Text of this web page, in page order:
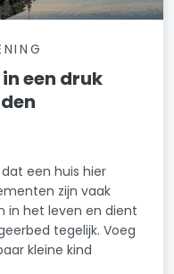
een druk
een huis hier
zijn vaak
in het leven en dient
tegelijk. Voeg
kleine kind